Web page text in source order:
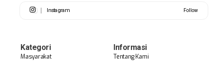
Instagram Follow
Kategori
Masyarakat
Informasi
Tentang Kami